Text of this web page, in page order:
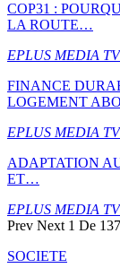
COP31 :
LA ROUTE…
EPLUS MEDIA
FINANCE
LOGEMENT
EPLUS MEDIA
ADAPTATION
ET…
EPLUS MEDIA
Prev Next 1 De 137
SOCIETE